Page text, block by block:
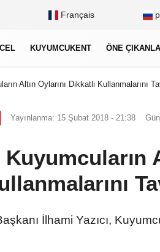
Français
KUYUMCUKENT ÖNE
Altın Oylarını Dikkatli Kullanmalarını
Yayınlanma: 15 Şubat 2018 - 21:38
Kuyumcuların
İlhami Yazıcı,